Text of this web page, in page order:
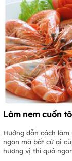
Làm nem cuốn
Hướng dẫn cách
ngon mà bất cứ ai
hương vị thì quá